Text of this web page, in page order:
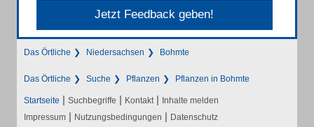
Jetzt Feedback geben!
Das Örtliche Niedersachsen Bohmte
Das Örtliche Suche Pflanzen Pflanzen in Bohmte
Startseite | Suchbegriffe | Kontakt | Inhalte melden
Impressum | Nutzungsbedingungen | Datenschutz